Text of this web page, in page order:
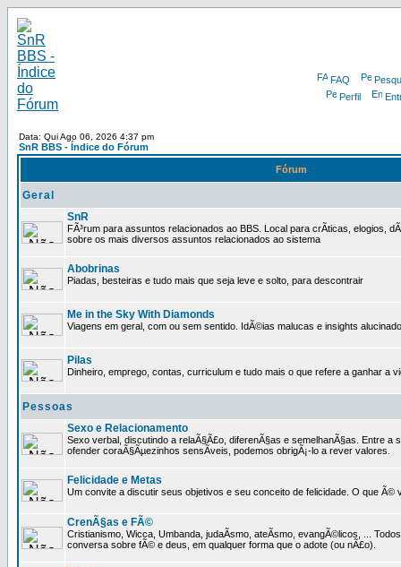
FAQ
Perfil
Data: Qui Ago 06, 2026 4:37 pm
SnR BBS - Índice do Fórum
Fórum
Geral
SnR
FÃ³rum para assuntos relacionados ao BBS. Local para crÃ­ticas, elogios,
sobre os mais diversos assuntos relacionados ao sistema
Abobrinas
Piadas, besteiras e tudo mais que seja leve e solto, para descontrair
Me in the Sky With Diamonds
Viagens em geral, com ou sem sentido. IdÃ©ias malucas e insights
Pilas
Dinheiro, emprego, contas, curriculum e tudo mais o que refere a ganhar a
Pessoas
Sexo e Relacionamento
Sexo verbal, discutindo a relaÃ§Ã£o, diferenÃ§as e semelhanÃ§as. Entre a
ofender coraÃ§Ãµezinhos sensÃ­veis, podemos obrigÃ¡-lo a rever valores.
Felicidade e Metas
Um convite a discutir seus objetivos e seu conceito de felicidade. O que Ã©
CrenÃ§as e FÃ©
Cristianismo, Wicca, Umbanda, judaÃ­smo, ateÃ­smo, evangÃ©licos, ...
conversa sobre fÃ© e deus, em qualquer forma que o adote (ou nÃ£o).